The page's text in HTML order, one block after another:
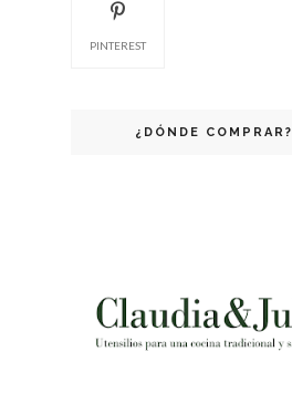
PINTEREST
¿DÓNDE COMPRAR?